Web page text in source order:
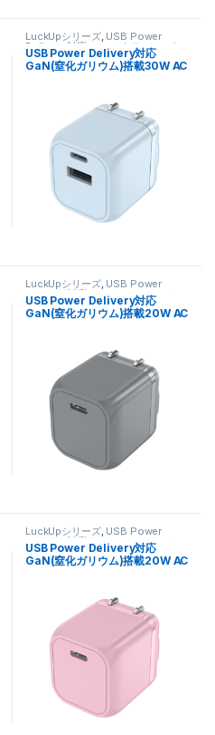
LuckUpシリーズ, USB Power
Delivery 対応,スマートフォン・タ
ブレット関連, 充電器
USB Power Delivery対応
GaN(窒化ガリウム)搭載30W AC
LuckUpシリーズ, USB Power
Delivery 対応,スマートフォン・タ
ブレット関連, 充電器
USB Power Delivery対応
GaN(窒化ガリウム)搭載20W AC
LuckUpシリーズ, USB Power
Delivery 対応,スマートフォン・タ
ブレット関連, 充電器
USB Power Delivery対応
GaN(窒化ガリウム)搭載20W AC